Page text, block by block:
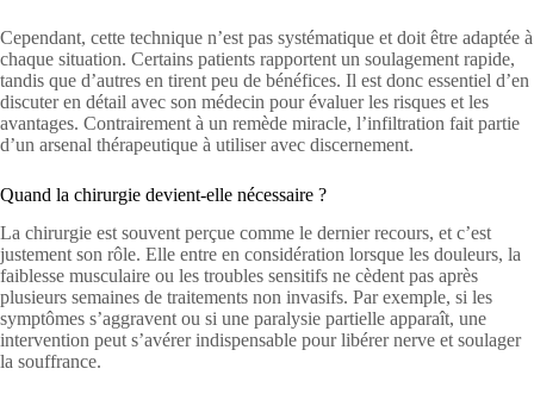
Cependant, cette technique n’est pas systématique et doit être adaptée à
chaque situation. Certains patients rapportent un soulagement rapide,
tandis que d’autres en tirent peu de bénéfices. Il est donc essentiel d’en
discuter en détail avec son médecin pour évaluer les risques et les
avantages. Contrairement à un remède miracle, l’infiltration fait partie
d’un arsenal thérapeutique à utiliser avec discernement.
Quand la chirurgie devient-elle nécessaire ?
La chirurgie est souvent perçue comme le dernier recours, et c’est
justement son rôle. Elle entre en considération lorsque les douleurs, la
faiblesse musculaire ou les troubles sensitifs ne cèdent pas après
plusieurs semaines de traitements non invasifs. Par exemple, si les
symptômes s’aggravent ou si une paralysie partielle apparaît, une
intervention peut s’avérer indispensable pour libérer nerve et soulager
la souffrance.